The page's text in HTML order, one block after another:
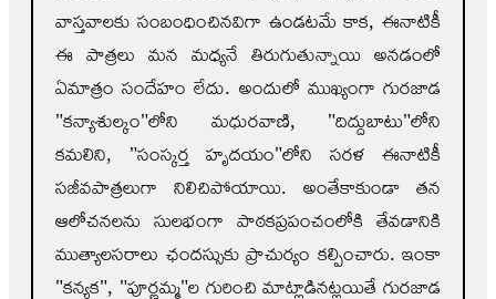
వాస్తవాలకు సంబంధించినవిగా ఉండటమే కాక, ఈనాటికీ
ఈ పాత్రలు మన మధ్యనే తిరుగుతున్నాయి అనడంలో
ఏమాత్రం సందేహం లేదు. అందులో ముఖ్యంగా గురజాడ
"కన్యాశుల్కం"లోని మధురవాణి, "దిద్దుబాటు"లోని
కమలిని, "సంస్కర్త హృదయం"లోని సరళ ఈనాటికీ
సజీవపాత్రలుగా నిలిచిపోయాయి. అంతేకాకుండా తన
ఆలోచనలను సులభంగా పాఠకప్రపంచంలోకి తేవడానికి
ముత్యాలసరాలు ఛందస్సుకు ప్రాచుర్యం కల్పించారు. ఇంకా
"కన్యక", "పూర్ణమ్మ"ల గురించి మాట్లాడినట్లయితే గురజాడ